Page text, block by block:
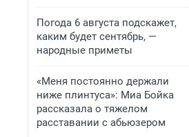
Погода 6 августа подскажет,
каким будет сентябрь, —
народные приметы
«Меня постоянно держали
ниже плинтуса»: Миа Бойка
рассказала о тяжелом
расставании с абьюзером